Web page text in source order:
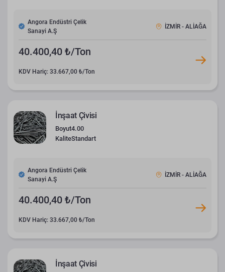
Angora Endüstri Çelik
Sanayi A.Ş
İZMİR - ALİAĞA
40.400,40 ₺/Ton
KDV Hariç: 33.667,00 ₺/Ton
İnşaat Çivisi
Boyut4.00
KaliteStandart
Angora Endüstri Çelik
Sanayi A.Ş
İZMİR - ALİAĞA
40.400,40 ₺/Ton
KDV Hariç: 33.667,00 ₺/Ton
İnşaat Çivisi